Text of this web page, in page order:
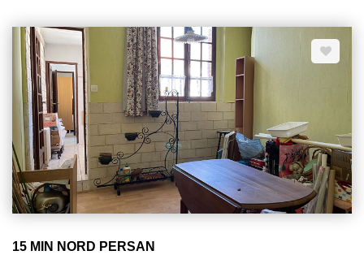
DEPENDANCE POSSIBILITE STUDIO. GARAGE SPACIEUX.
CAVE. JOLI TERRAIN DE 390 M² AVEC VASTE TERRASSE
SANS VIS A VIS. SES ATOUTS: SA PROXIMITE DES
COMMODITES, SON FORT POTENTIEL.
15 MIN NORD PERSAN